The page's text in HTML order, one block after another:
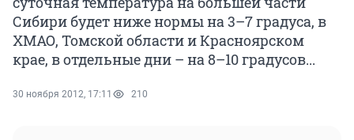
Сибири будет ниже нормы на 3–7 градуса, в
ХМАО, Томской области и Красноярском
крае, в отдельные дни – на 8–10 градусов...
30 ноября 2012, 17:11 210